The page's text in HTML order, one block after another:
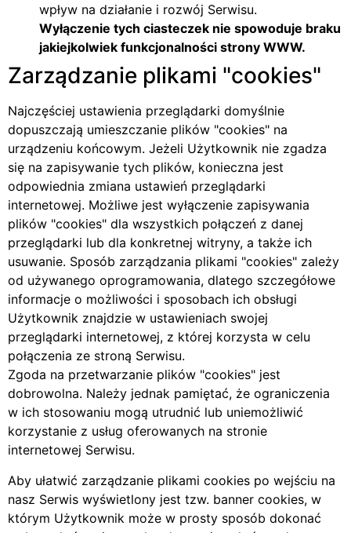
wpływ na działanie i rozwój Serwisu.
Wyłączenie tych ciasteczek nie spowoduje braku
jakiejkolwiek funkcjonalności strony WWW.
Zarządzanie plikami cookies
Najczęściej ustawienia przeglądarki domyślnie
dopuszczają umieszczanie plików cookies na
urządzeniu końcowym. Jeżeli Użytkownik nie zgadza
się na zapisywanie tych plików, konieczna jest
odpowiednia zmiana ustawień przeglądarki
internetowej. Możliwe jest wyłączenie zapisywania
plików cookies dla wszystkich połączeń z danej
przeglądarki lub dla konkretnej witryny, a także ich
usuwanie. Sposób zarządzania plikami cookies zależy
od używanego oprogramowania, dlatego szczegółowe
informacje o możliwości i sposobach ich obsługi
Użytkownik znajdzie w ustawieniach swojej
przeglądarki internetowej, z której korzysta w celu
połączenia ze stroną Serwisu.
Zgoda na przetwarzanie plików cookies jest
dobrowolna. Należy jednak pamiętać, że ograniczenia
w ich stosowaniu mogą utrudnić lub uniemożliwić
korzystanie z usług oferowanych na stronie
internetowej Serwisu.
Aby ułatwić zarządzanie plikami cookies po wejściu na
nasz Serwis wyświetlony jest tzw. banner cookies, w
którym Użytkownik może w prosty sposób dokonać